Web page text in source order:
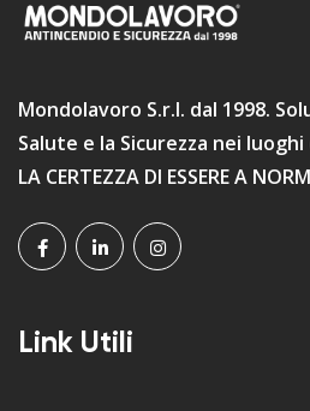
Mondolavoro S.r.l. dal 1998.
Salute e la Sicurezza nei
LA CERTEZZA DI ESSERE A
Link Utili